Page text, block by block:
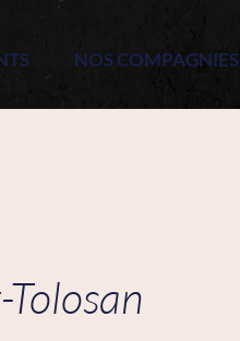
NOS COMPAGNIES